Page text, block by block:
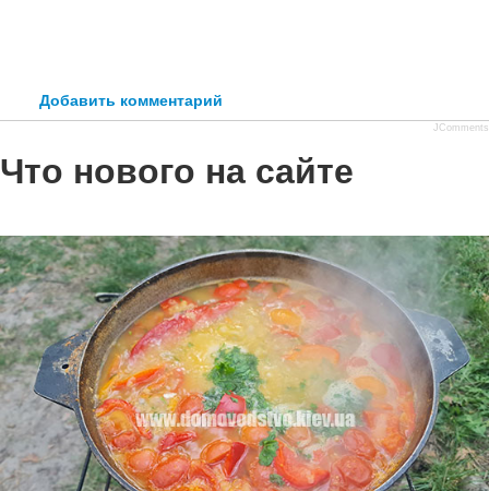
Добавить комментарий
JComments
Что нового на сайте